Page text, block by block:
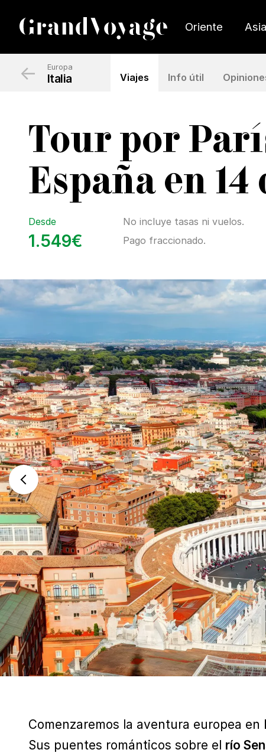
Oriente Asia
Europa
Italia Viajes Info útil
←
Tour por
España en 14
Desde
1.549€
No incluye tasas ni vuelos.
Pago fraccionado.
Comenzaremos la aventura europea en
Sus puentes románticos sobre el río